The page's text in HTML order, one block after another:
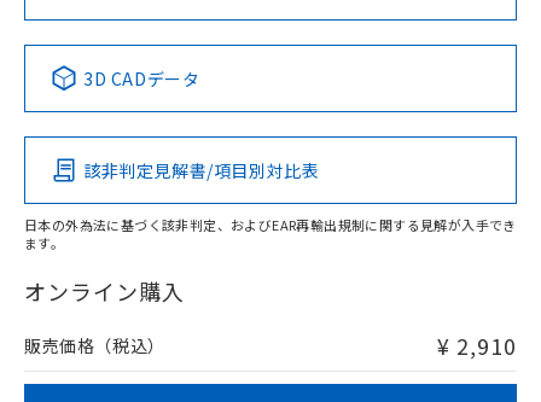
Pb Hg Cd Cr(VI)
O
在庫等で未対応品が混在する可能性があります。
問い合わせください。
3D CADデータ
該非判定見解書/項目別対比表
日本の外為法に基づく該非判定、およびEAR再輸出規制に関する見解が入手でき
ます。
オンライン購入
販売価格（税込） ¥ 2,910